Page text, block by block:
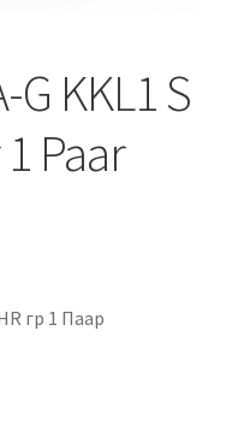
G KKL1 S
Paar
гр 1 Паар